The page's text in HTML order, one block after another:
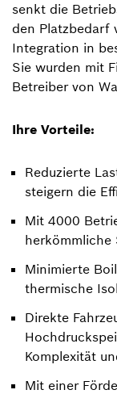
senkt die
den Platzbedarf
Integration in
Sie wurden mit
Betreiber von
Ihre Vorteile:
Reduzierte
steigern die
Mit 4000
herkömmliche
Minimierte
thermische
Direkte
Komplexität
Mit einer